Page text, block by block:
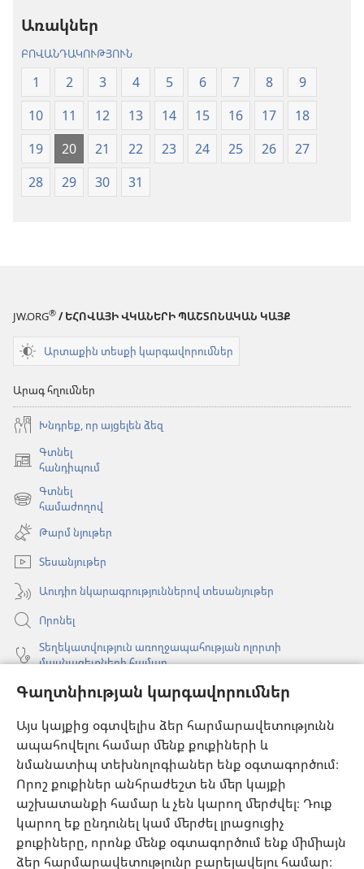
Գաղտնիության կարգավորումներ
Այս կայքից օգտվելիս ձեր հարմարավետությունն
ապահովելու համար մենք քուքիների և
նմանատիպ տեխնոլոգիաներ ենք օգտագործում։
Որոշ քուքիներ անհրաժեշտ են մեր կայքի
աշխատանքի համար և չեն կարող մերժվել։ Դուք
կարող եք ընդունել կամ մերժել լրացուցիչ
քուքիները, որոնք մենք օգտագործում ենք միմիայն
ձեր հարմարավետությունը բարելավելու համար։
Առակներ
ԲՈՎԱՆԴԱԿՈՒԹՅՈՒՆ
1 2 3 4 5 6 7 8
9
10
11 12 13 14 15 16 17
18
19
20 21 22 23 24 25 26
27
28
29 30 31
JW.ORG® / ԵՀՈՎԱՅԻ ՎԿԱՆԵՐԻ ՊԱՇՏՈՆԱԿԱՆ ԿԱՅՔ
Արտաքին տեսքի կարգավորումներ
Արագ հղումներ
Խնդրեք, որ այցելեն ձեզ
Գտնել
հանդիպում
(բացվում
նոր
պատուհան)
Գտնել
համաժողով
(բացվում
նոր
պատուհան)
Թարմ նյութեր
Տեսանյութեր
Աուդիո նկարագրություններով տեսանյութեր
Որոնել
Տեղեկատվություն առողջապահության ոլորտի
մասնագետների համար
Գլոբալ հաղորդակցություն
Օգնություն
Նվիրատվություններ
(բացվում
է
նոր
պատուհան)
Դիտարանի ՕՆԼԱՅՆ ԳՐԱԴԱՐԱՆ
(բացվում
է
նոր
պատուհան)
JW Hub
(բացվում
է